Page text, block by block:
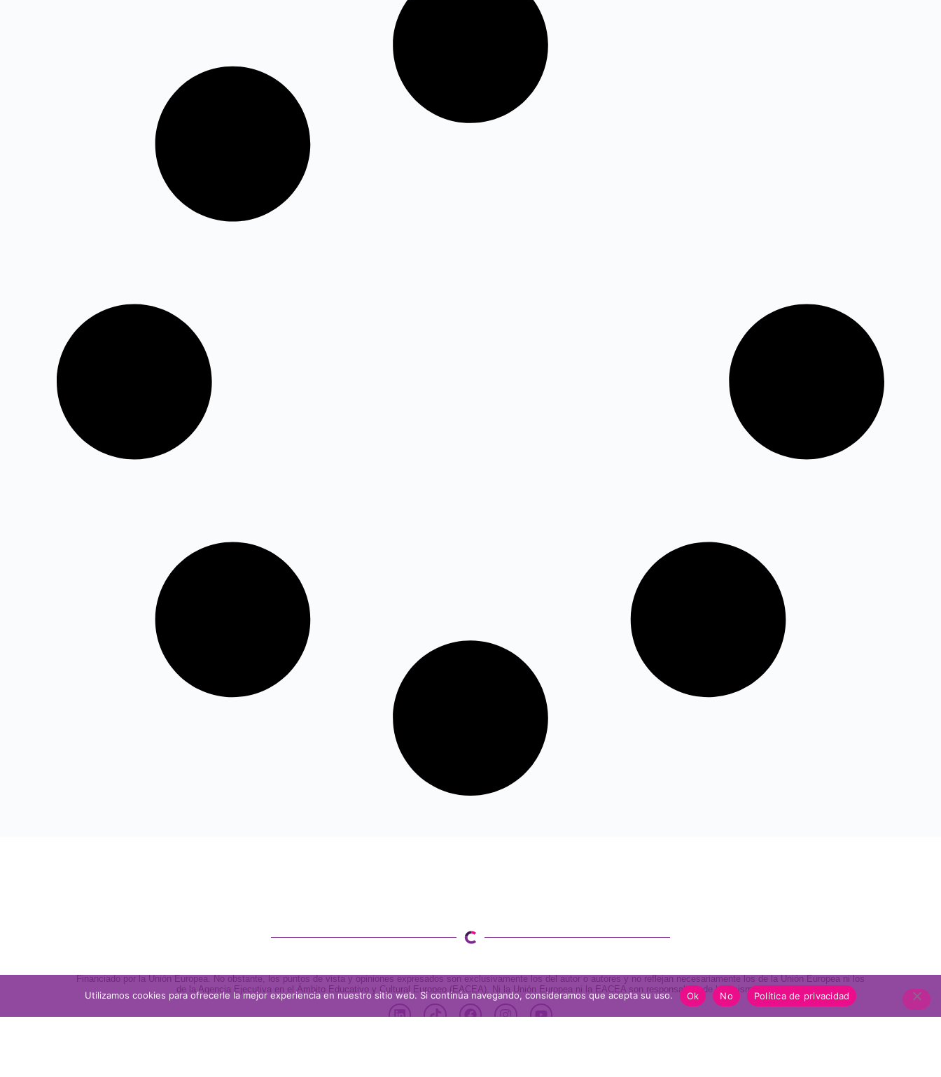
Financiado por la Unión Europea. No obstante, los puntos de vista y opiniones expresados son exclusivamente los del autor o autores y no reflejan necesariamente los de la Unión Europea ni los
de la Agencia Ejecutiva en el Ámbito Educativo y Cultural Europeo (EACEA). Ni la Unión Europea ni la EACEA son responsables de las mismas.
Utilizamos cookies para ofrecerle la mejor experiencia en nuestro sitio web. Si continúa navegando, consideramos que acepta su uso. Ok No Política de privacidad